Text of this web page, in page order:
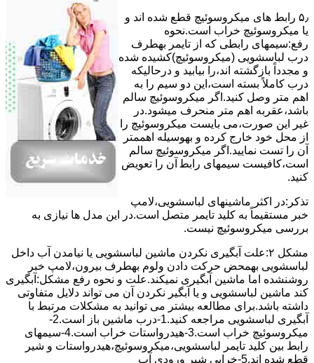
۵٫ رابط های ﻣﯿﮑﺮوﺳﻮﺋﯿﭻ ﻗﻄﻊ شده اند و
ﯾﺎ ﻣﯿﮑﺮوﺳﻮﺋﯿﭻ ﺧﺮاب اﺳﺖ.نحوه
رفع:سیمهای راﺑﻄﯽ ﮐﻪ از ﺗﺎﯾﻤﺮ بهطرف
درب لباسشویی (ﻣﯿﮑﺮوﺳﻮﺋﯿﭻ)کشیده شده
و مجدداً بازگشته اند،را ﺑﯿﺎﺑﯿﺪ و درحالیکه
درب کاملاً ﺑﺴﺘﻪ اﺳﺖ،اﯾﻦ دو ﺳﯿﻢ را ﺑﻪ
اﻫﻢ ﻣﺘﺮ وصل کنید.اﮔﺮ ﻣﯿﮑﺮوﺳﻮﺋﯿﭻ ﺳﺎﻟﻢ
ﺑﺎﺷﺪ،ﻋﻘﺮﺑﻪ اهم متر ﻣﻨﺤﺮف میشود.در
ﻏﯿﺮ اﯾﻦ ﺻﻮرت،می بایست ﻣﯿﮑﺮوﺳﻮﺋﯿﭻ را
از ﻣﺤﻞ خود ﺧﺎرج کرده و بهوسیله اهممتر
آن را ﺗﺴﺖ ﻧﻤﺎﯾﯿﺪ.اﮔﺮ ﻣﯿﮑﺮوﺳﻮﺋﯿﭻ ﺳﺎﻟﻢ
اﺳﺖ،ﮐﺎﻓﯿﺴﺖ سیمهای راﺑﻄ آن را ﺗﻌﻮﯾﺾ
کنید.
ﺗﺬﮐﺮ:در اﮐﺜﺮ ماشینهای لباسشویی،ﻻﻣﭗ
ﺧﺒﺮ مستقیماً ﺑﻪ ﮐﻠﯿﺪ ﺗﺎﯾﻤﺮ ﻣﺘﺼﻞ اﺳﺖ.در اﯾﻦ مدل ها ﻧﯿﺎزی ﺑﻪ
بررسی ﻣﯿﮑﺮوﺳﻮﺋﯿﭻ نیست.
مشکل ۲:علت آبگیری نکردن ماشین لباسشویی یا نیامدن آب داخل
لباسشویی بهمحض ﺣﺮﮐﺖ دادن وﻟﻮم بهطرف ﺑﯿﺮون،ﻻﻣﭗ ﺧﺒﺮ
روشنشده اﻣﺎ ﻣﺎﺷﯿﻦ آﺑﮕﯿﺮی نمیکند.ﻋﻠﺖ و نحوه رﻓﻊ مشکل:آبگیری
کند ماشین لباسشویی و یا آبگیر نکردن آن می تواند دلایل متفاوتی
داشته باشد.برای مطالعه بیشتر می توانید به مشکلات مرتبط با
آبگیری لباسشویی مراجعه کنید.1-درب ﻣﺎﺷﯿﻦ ﺑﺎز اﺳﺖ.2-
ﻣﯿﮑﺮوﺳﻮﺋﯿﭻ ﺧﺮاب اﺳﺖ.3-ﻫﯿﺪرواﺳﺘﺎت ﺧﺮاب اﺳﺖ.4-سیمهای
راﺑﻂ ﺑﯿﻦ ﮐﻠﯿﺪ ﺗﺎﯾﻤﺮ لباسشویی،ﻣﯿﮑﺮوﺳﻮﺋﯿﭻ،ﻫﯿﺪرواﺳﺘﺎت و ﺷﯿﺮ
ﻗﻄﻊ ﺷﺪه اند.5-خرابی شیر ورودی آب